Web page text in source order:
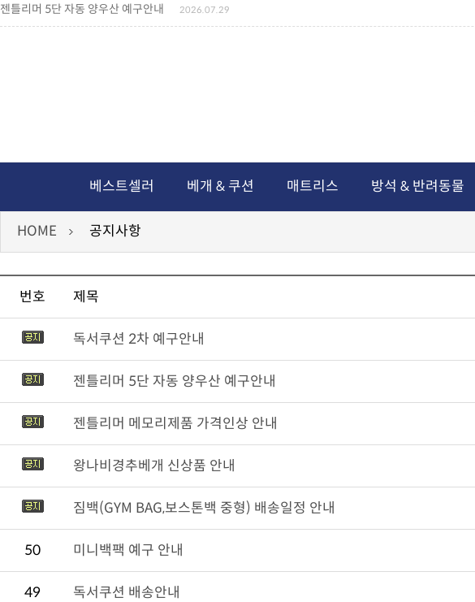
젠틀리머 5단 자동 양우산 예구안내 2026.07.29
젠틀리머 메모리제품 가격인상 안내 2026.07.27
독서쿠션 2차 예구안내 2026.08.04
베스트셀러 베개 & 쿠션 매트리스 방석 & 반려동물
HOME 공지사항
번호 제목
독서쿠션 2차 예구안내
젠틀리머 5단 자동 양우산 예구안내
젠틀리머 메모리제품 가격인상 안내
왕나비경추베개 신상품 안내
짐백(GYM BAG,보스톤백 중형) 배송일정 안내
50 미니백팩 예구 안내
49 독서쿠션 배송안내